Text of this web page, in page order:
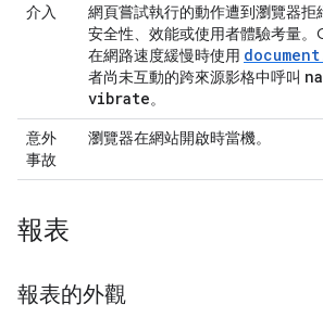
介入
網頁嘗試執行的動作遭到瀏覽器拒
安全性、效能或使用者體驗考量
在網路速度緩慢時使用
者尚未互動的跨來源影格中呼叫
vibrate。
意外
事故
瀏覽器在網站開啟時當機。
報表
報表的外觀